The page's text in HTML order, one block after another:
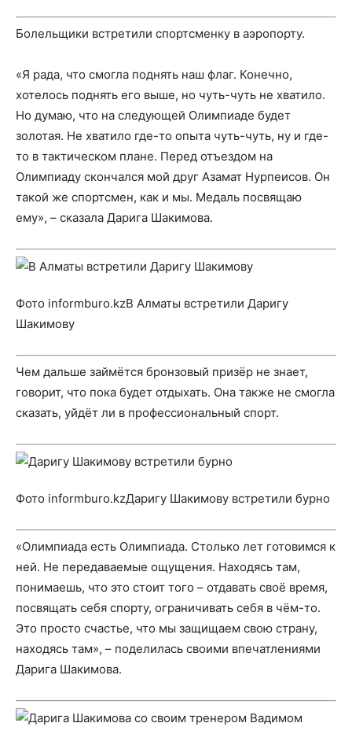
Болельщики встретили спортсменку в аэропорту.
«Я рада, что смогла поднять наш флаг. Конечно,
хотелось поднять его выше, но чуть-чуть не хватило.
Но думаю, что на следующей Олимпиаде будет
золотая. Не хватило где-то опыта чуть-чуть, ну и где-
то в тактическом плане. Перед отъездом на
Олимпиаду скончался мой друг Азамат Нурпеисов. Он
такой же спортсмен, как и мы. Медаль посвящаю
ему», – сказала Дарига Шакимова.
Фото informburo.kzВ Алматы встретили Даригу
Шакимову
Чем дальше займётся бронзовый призёр не знает,
говорит, что пока будет отдыхать. Она также не смогла
сказать, уйдёт ли в профессиональный спорт.
Фото informburo.kzДаригу Шакимову встретили бурно
«Олимпиада есть Олимпиада. Столько лет готовимся к
ней. Не передаваемые ощущения. Находясь там,
понимаешь, что это стоит того – отдавать своё время,
посвящать себя спорту, ограничивать себя в чём-то.
Это просто счастье, что мы защищаем свою страну,
находясь там», – поделилась своими впечатлениями
Дарига Шакимова.